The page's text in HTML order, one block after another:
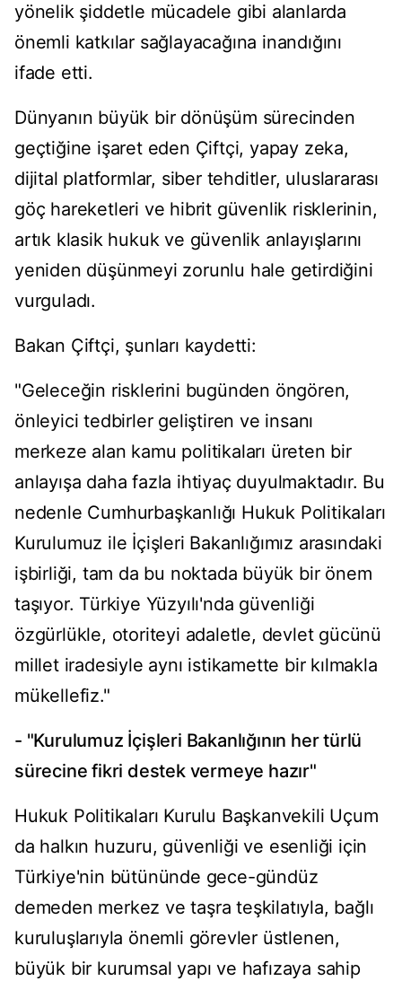
yönelik şiddetle mücadele gibi alanlarda
önemli katkılar sağlayacağına inandığını
ifade etti.
Dünyanın büyük bir dönüşüm sürecinden
geçtiğine işaret eden Çiftçi, yapay zeka,
dijital platformlar, siber tehditler, uluslararası
göç hareketleri ve hibrit güvenlik risklerinin,
artık klasik hukuk ve güvenlik anlayışlarını
yeniden düşünmeyi zorunlu hale getirdiğini
vurguladı.
Bakan Çiftçi, şunları kaydetti:
"Geleceğin risklerini bugünden öngören,
önleyici tedbirler geliştiren ve insanı
merkeze alan kamu politikaları üreten bir
anlayışa daha fazla ihtiyaç duyulmaktadır. Bu
nedenle Cumhurbaşkanlığı Hukuk Politikaları
Kurulumuz ile İçişleri Bakanlığımız arasındaki
işbirliği, tam da bu noktada büyük bir önem
taşıyor. Türkiye Yüzyılı'nda güvenliği
özgürlükle, otoriteyi adaletle, devlet gücünü
millet iradesiyle aynı istikamette bir kılmakla
mükellefiz."
- "Kurulumuz İçişleri Bakanlığının her türlü
sürecine fikri destek vermeye hazır"
Hukuk Politikaları Kurulu Başkanvekili Uçum
da halkın huzuru, güvenliği ve esenliği için
Türkiye'nin bütününde gece-gündüz
demeden merkez ve taşra teşkilatıyla, bağlı
kuruluşlarıyla önemli görevler üstlenen,
büyük bir kurumsal yapı ve hafızaya sahip